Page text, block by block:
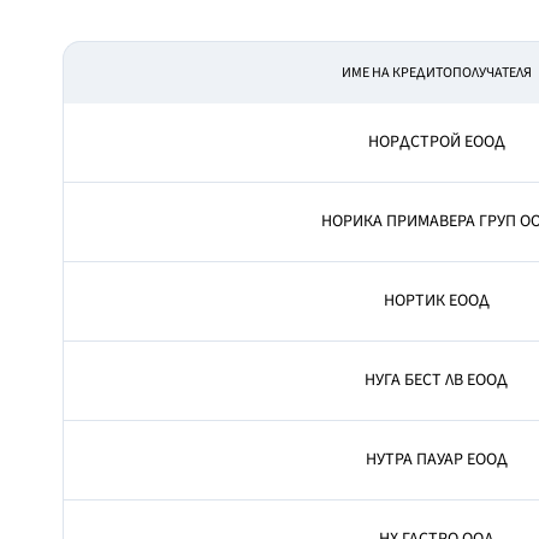
ИМЕ НА КРЕДИТОПОЛУЧАТЕЛЯ
НОРДСТРОЙ ЕООД
НОРИКА ПРИМАВЕРА ГРУП
НОРТИК ЕООД
НУГА БЕСТ ЛВ ЕООД
НУТРА ПАУАР ЕООД